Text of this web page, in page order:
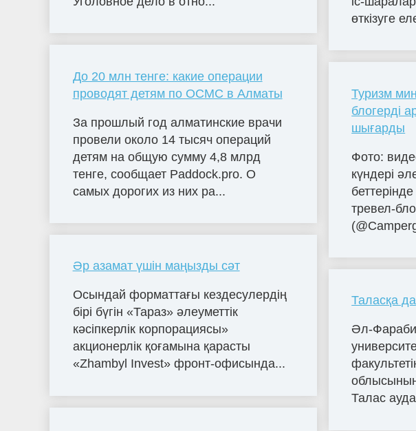
До 20 млн тенге: какие операции
проводят детям по ОСМС в Алматы
За прошлый год алматинские врачи
провели около 14 тысяч операций
детям на общую сумму 4,8 млрд
тенге, сообщает Paddock.pro. О
самых дорогих из них ра...
Әр азамат үшін маңызды сәт
Осындай форматтағы кездесулердің
бірі бүгін «Тараз» әлеуметтік
кәсіпкерлік корпорациясы»
акционерлік қоғамына қарасты
«Zhambyl Invest» фронт-офисында...
өткізуге
Туризм
блогерді
шығарды
Фото:
күндері
тревел-
Таласқа
Әл-Фараби
Талас